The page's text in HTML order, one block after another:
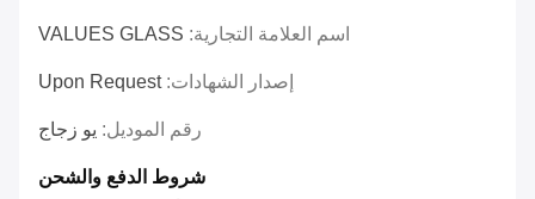
اسم العلامة التجارية: VALUES GLASS
إصدار الشهادات:Upon Request
رقم الموديل: يو زجاج
شروط الدفع والشحن